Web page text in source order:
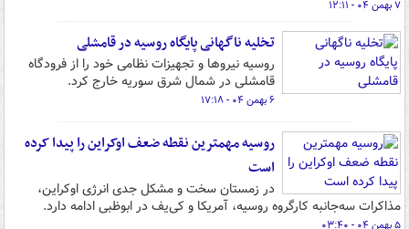
۷ بهمن ۰۴ - ۱۲:۱۱
تخلیه ناگهانی پایگاه روسیه در قامشلی
روسیه نیروها و تجهیزات نظامی خود را از فرودگاه
قامشلی در شمال شرق سوریه خارج کرد.
۶ بهمن ۰۴ - ۱۷:۱۸
روسیه مهمترین نقطه ضعف اوکراین را پیدا کرده
است
در زمستان سخت و مشکل جدی انرژی اوکراین،
مذاکرات سه‌جانبه کارگروه روسیه، آمریکا و کی‌یف در ابوظبی ادامه دارد.
۵ بهمن ۰۴ - ۰۳:۴۰